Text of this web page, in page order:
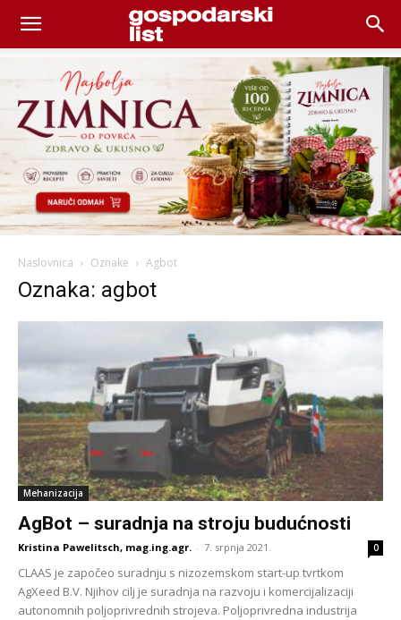
Naslovnica Oznake Agbot
Oznaka: agbot
Mehanizacija
AgBot – suradnja na stroju budućnosti
Kristina Pawelitsch, mag.ing.agr. - 7. srpnja 2021. 0
CLAAS je započeo suradnju s nizozemskom start-up tvrtkom
AgXeed B.V. Njihov cilj je suradnja na razvoju i komercijalizaciji
autonomnih poljoprivrednih strojeva. Poljoprivredna industrija